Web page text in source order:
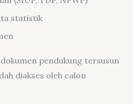
statistik
pendukung tersusun
diakses oleh calon